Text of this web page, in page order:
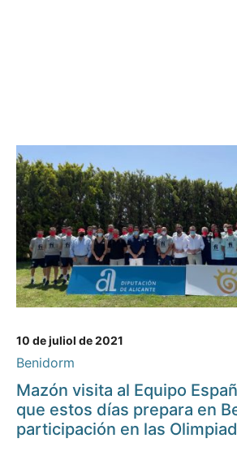
10 de juliol de 2021
Benidorm
Mazón visita al Equipo
que estos días prepara en
participación en las